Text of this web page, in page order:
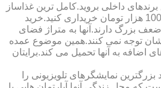
داخلی بروید.کامل ترین غذاساز
داخلی را می توانید با حدود 100 هزار تومان خریداری کنید.خرید
بزرگ دارند.آنها به متراژ فضای
توجه نمی کنند.همین موضوع عمده
اضافه به آنها تحمیل می کند.برایتان
نمایشگرهای تلویزیونی را